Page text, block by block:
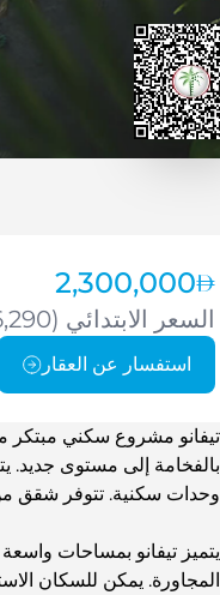
2,300,000
السعر الابتدائي (USD 626,290)
استفسار عن العقار
وحدات سكنية. تتوفر شقق
يتميز تيفانو بمساحات
المجاورة. يمكن للسكان